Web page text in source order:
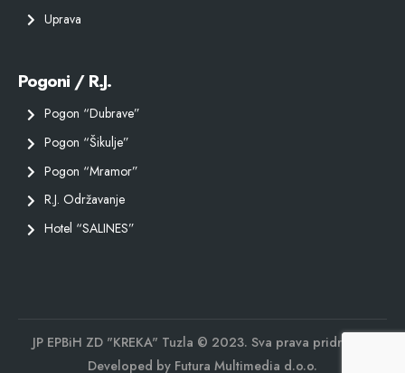
Uprava
Pogoni / R.J.
Pogon “Dubrave”
Pogon “Šikulje”
Pogon “Mramor”
R.J. Održavanje
Hotel “SALINES”
JP EPBiH ZD "KREKA" Tuzla © 2023. Sva prava pridržana.
Developed by Futura Multimedia d.o.o.